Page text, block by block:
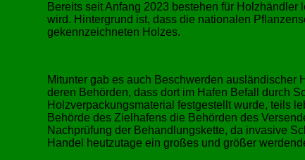
Bereits seit Anfang 2023 bestehen für
wird. Hintergrund ist, dass die nationalen
gekennzeichneten Holzes.
Mitunter gab es auch Beschwerden ausländischer
deren Behörden, dass dort im Hafen Befall durch
Holzverpackungsmaterial festgestellt wurde, teils
Behörde des Zielhafens die Behörden des
Nachprüfung der Behandlungskette, da invasive
Handel heutzutage ein großes und größer